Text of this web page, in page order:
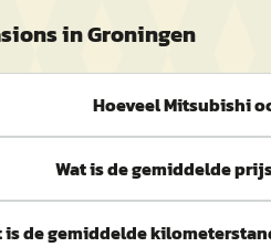
inGroningen
Hoeveel Mitsubishi
Wat is de gemiddelde
is de gemiddelde